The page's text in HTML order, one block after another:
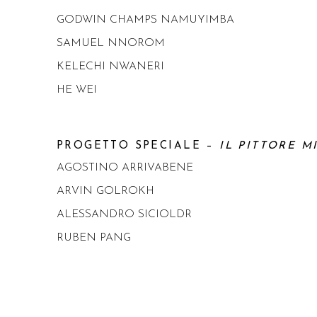
GODWIN CHAMPS NAMUYIMBA
SAMUEL NNOROM
KELECHI NWANERI
HE WEI
PROGETTO SPECIALE – IL PITTORE
AGOSTINO ARRIVABENE
ARVIN GOLROKH
ALESSANDRO SICIOLDR
RUBEN PANG